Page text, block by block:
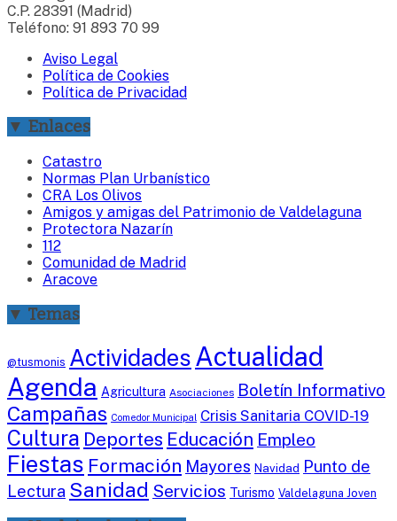
C.P. 28391 (Madrid)
Teléfono: 91 893 70 99
Aviso Legal
Política de Cookies
Política de Privacidad
▼ Enlaces
Catastro
Normas Plan Urbanístico
CRA Los Olivos
Amigos y amigas del Patrimonio de Valdelaguna
Protectora Nazarín
112
Comunidad de Madrid
Aracove
▼ Temas
@tusmonis ActividadesActualidad
Agenda Agricultura Asociaciones Boletín Informativo
Campañas Comedor Municipal Crisis Sanitaria COVID-19
Cultura Deportes Educación Empleo
Fiestas Formación Mayores Navidad Punto de
Lectura Sanidad Servicios Turismo Valdelaguna Joven